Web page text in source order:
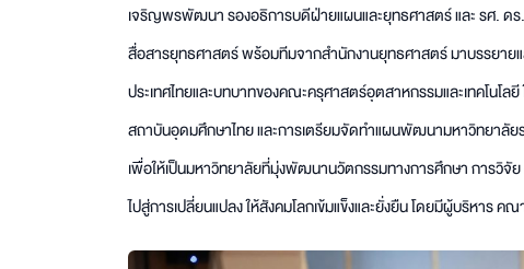
เจริญพรพัฒนา รองอธิการบดีฝ่ายแผนและยุทธศาสตร์ และ รศ. ด
สื่อสารยุทธศาสตร์ พร้อมทีมจากสำนักงานยุทธศาสตร์ มาบรรยา
ประเทศไทยและบทบาทของคณะครุศาสตร์อุตสาหกรรมและเทคโนโ
สถาบันอุดมศึกษาไทย และการเตรียมจัดทำแผนพัฒนามหาวิทยาลั
เพื่อให้เป็นมหาวิทยาลัยที่มุ่งพัฒนานวัตกรรมทางการศึกษา การวิจั
ไปสู่การเปลี่ยนแปลง ให้สังคมโลกเข้มแข็งและยั่งยืน โดยมีผู้บริหาร